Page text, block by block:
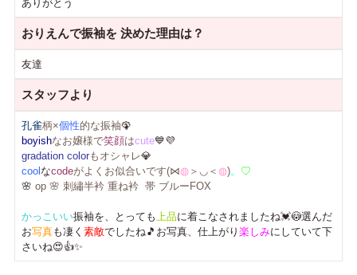
ありがとう
おりえんで振袖を決めた理由は？
友達
スタッフより
孔雀柄×個性的な振袖🦚
boyishなお嬢様で笑顔はcute💙💜
gradation colorもオシャレ💎
cool なcodeがよくお似合いです(⋈◍＞◡＜ ◍)。 ♡
🌸 op 🌸 刺繡半衿 重ね衿 帯 ブルーFOX
かっこいい振袖を、とっても上品に着こなされましたね💓😳選んだ
お写真も凄く 素敵でしたね🎵お写真、仕上がり 楽しみにしていて下
さいね😍👍✨